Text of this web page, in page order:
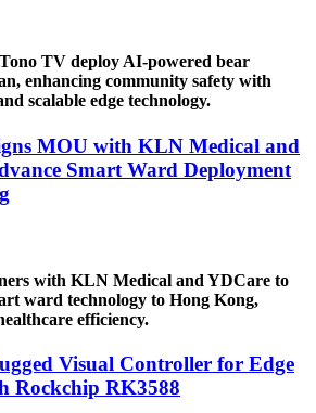
TV deploy AI-powered bear
enhancing community safety with
scalable edge technology.
MOU with KLN Medical and
Smart Ward Deployment
with KLN Medical and YDCare to
ward technology to Hong Kong,
efficiency.
Visual Controller for Edge
Rockchip RK3588